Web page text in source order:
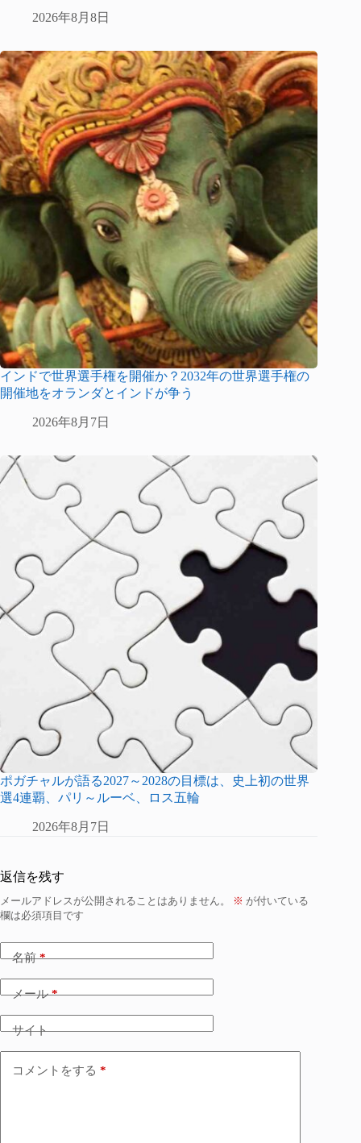
2026年8月8日
インドで世界選手権を開催か？2032年の世界選手権の
開催地をオランダとインドが争う
2026年8月7日
ポガチャルが語る2027～2028の目標は、史上初の世界
選4連覇、パリ～ルーベ、ロス五輪
2026年8月7日
返信を残す
メールアドレスが公開されることはありません。 ※ が付いている
欄は必須項目です
名前*
メール*
サイト
コメントをする *